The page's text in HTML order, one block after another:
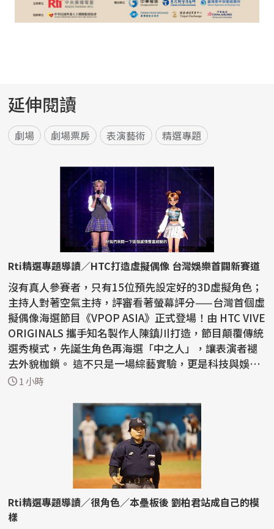
延伸閱讀
劇場 劇場票房 表演藝術 精選專題
Rti精選專題導讀／HTC打造虛擬偶像 台灣娛樂首闢新賽道
沒有真人參賽者，只有15位預先設定好的3D虛擬角色；
主持人對著空氣主持，評審看著螢幕評分——台灣首個虛
擬偶像海選節目《VPOP ASIA》正式登場！由 HTC VIVE
ORIGINALS 攜手知名製作人陳鎮川打造，節目顛覆傳統
選秀模式，先誕生角色再海選「中之人」，讓表演者褪
去外貌枷鎖。 這不只是一場綜藝實驗，更是科技與娛樂
的...1 小時
Rti精選專題導讀／很角色／本壘板後 劉柏君站成自己的模
樣